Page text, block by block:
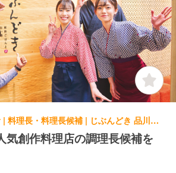
洋食・西洋料理, 和食 | 料理長・料理長候補 | じぶんどき 品川港南口店
気創作料理店の調理長候補を